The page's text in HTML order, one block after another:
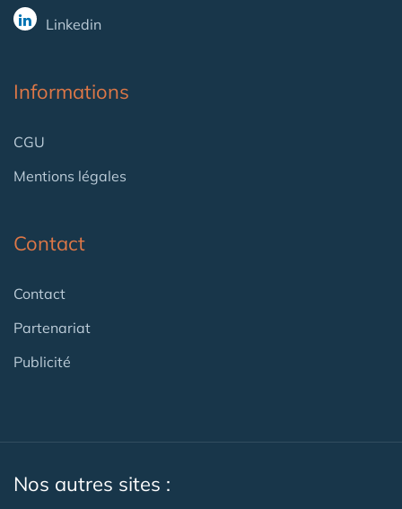
Linkedin
Informations
CGU
Mentions légales
Contact
Contact
Partenariat
Publicité
Nos autres sites :